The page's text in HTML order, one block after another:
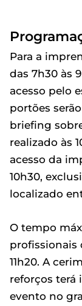
Para a
das 7h30 às
acesso pelo
portões
briefing
realizado às
acesso da
10h30,
localizado
O tempo
profissionais
11h20. A
reforços terá
evento no